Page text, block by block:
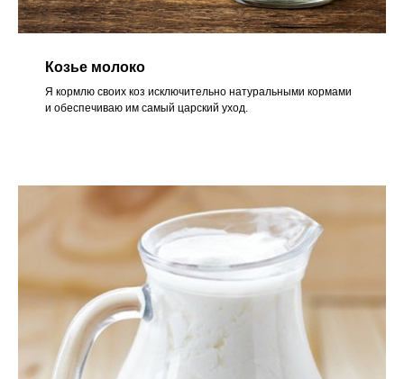
Козье молоко
Я кормлю своих коз исключительно натуральными кормами
и обеспечиваю им самый царский уход.